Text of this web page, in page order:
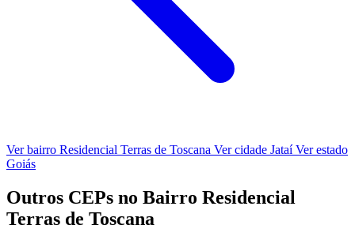
Ver bairro Residencial Terras de Toscana Ver cidade JataíVer estado
Goiás
Outros CEPs no Bairro Residencial
Terras de Toscana